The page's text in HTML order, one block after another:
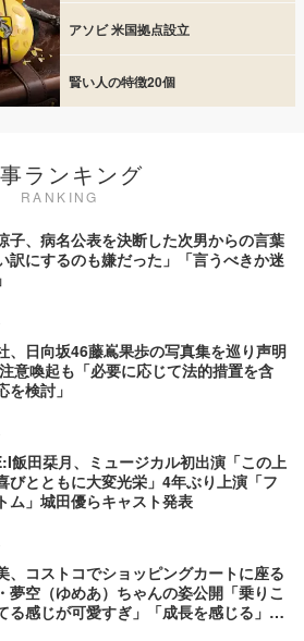
アソビ 米国拠点設立
賢い人の特徴20個
ランキング
RANKING
子、病名公表を決断した次男からの言葉
訳にするのも嫌だった」「言うべきか迷
、日向坂46藤嶌果歩の写真集を巡り声明
意喚起も「必要に応じて法的措置を含
を検討」
飯田栞月、ミュージカル初出演「この上
びとともに大変光栄」4年ぶり上演「フ
ム」城田優らキャスト発表
、コストコでショッピングカートに座る
夢空（ゆめあ）ちゃんの姿公開「乗りこ
る感じが可愛すぎ」「成長を感じる」の